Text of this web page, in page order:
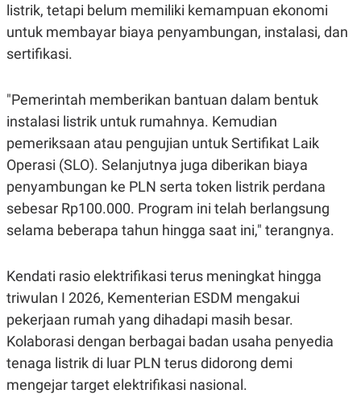
listrik, tetapi belum memiliki kemampuan ekonomi
untuk membayar biaya penyambungan, instalasi, dan
sertifikasi.
"Pemerintah memberikan bantuan dalam bentuk
instalasi listrik untuk rumahnya. Kemudian
pemeriksaan atau pengujian untuk Sertifikat Laik
Operasi (SLO). Selanjutnya juga diberikan biaya
penyambungan ke PLN serta token listrik perdana
sebesar Rp100.000. Program ini telah berlangsung
selama beberapa tahun hingga saat ini," terangnya.
Kendati rasio elektrifikasi terus meningkat hingga
triwulan I 2026, Kementerian ESDM mengakui
pekerjaan rumah yang dihadapi masih besar.
Kolaborasi dengan berbagai badan usaha penyedia
tenaga listrik di luar PLN terus didorong demi
mengejar target elektrifikasi nasional.